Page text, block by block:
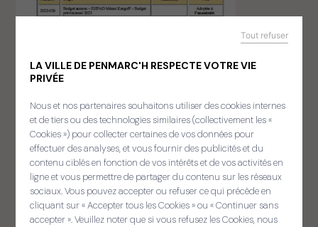
LA VILLE DE PENMARC'H RESPECTE VOTRE VIE
PRIVÉE
Nous et nos partenaires souhaitons utiliser des cookies internes
et de tiers ou des technologies similaires (collectivement les «
Cookies ») pour collecter certaines de vos données pour
effectuer des analyses, et vous fournir des publicités et du
contenu ciblés en fonction de vos intérêts et de vos activités en
ligne et vous permettre de partager du contenu sur les réseaux
sociaux. Vous pouvez accepter ou refuser ce qui précède en
cliquant sur « Accepter tous les Cookies » ou « Continuer sans
accepter ». Veuillez noter que si vous refusez les Cookies, nous
Tout refuser